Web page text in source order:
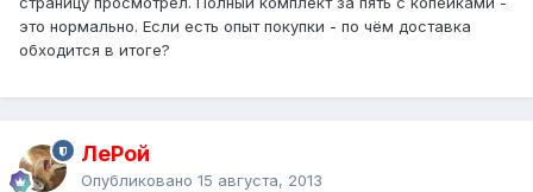
это нормально. Если есть опыт покупки - по чём доставка
обходится в итоге?
ЛеРой
Опубликовано 15 августа, 2013